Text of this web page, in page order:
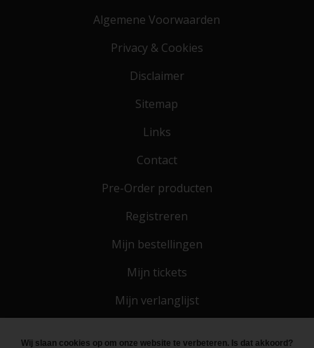
Algemene Voorwaarden
Privacy & Cookies
Disclaimer
Sitemap
Links
Contact
Pre-Order producten
Registreren
Mijn bestellingen
Mijn tickets
Mijn verlanglijst
Wij slaan cookies op om onze website te verbeteren. Is dat akkoord?